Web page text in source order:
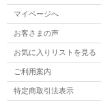
マイページへ
お客さまの声
お気に入りリストを見る
ご利用案内
特定商取引法表示